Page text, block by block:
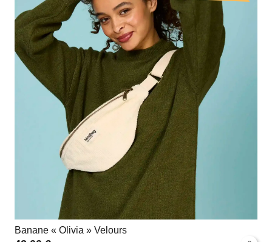
Banane « Olivia » Velours